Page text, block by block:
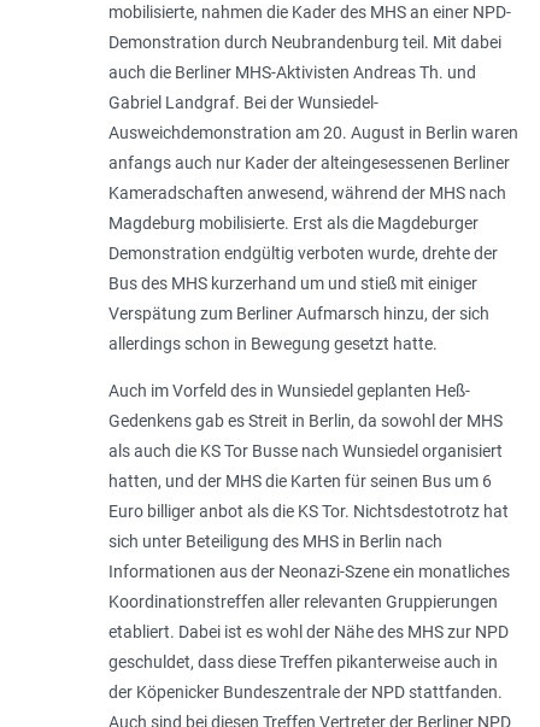
mobilisierte, nahmen die Kader des MHS an einer NPD-
Demonstration durch Neubrandenburg teil. Mit dabei
auch die Berliner MHS-Aktivisten Andreas Th. und
Gabriel Landgraf. Bei der Wunsiedel-
Ausweichdemonstration am 20. August in Berlin waren
anfangs auch nur Kader der alteingesessenen Berliner
Kameradschaften anwesend, während der MHS nach
Magdeburg mobilisierte. Erst als die Magdeburger
Demonstration endgültig verboten wurde, drehte der
Bus des MHS kurzerhand um und stieß mit einiger
Verspätung zum Berliner Aufmarsch hinzu, der sich
allerdings schon in Bewegung gesetzt hatte.
Auch im Vorfeld des in Wunsiedel geplanten Heß-
Gedenkens gab es Streit in Berlin, da sowohl der MHS
als auch die KS Tor Busse nach Wunsiedel organisiert
hatten, und der MHS die Karten für seinen Bus um 6
Euro billiger anbot als die KS Tor. Nichtsdestotrotz hat
sich unter Beteiligung des MHS in Berlin nach
Informationen aus der Neonazi-Szene ein monatliches
Koordinationstreffen aller relevanten Gruppierungen
etabliert. Dabei ist es wohl der Nähe des MHS zur NPD
geschuldet, dass diese Treffen pikanterweise auch in
der Köpenicker Bundeszentrale der NPD stattfanden.
Auch sind bei diesen Treffen Vertreter der Berliner NPD